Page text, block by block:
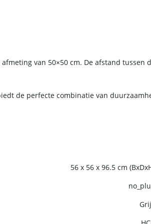
van 50×50 cm. De afstand tussen
de perfecte combinatie van
56 x 56 x 96.5 cm